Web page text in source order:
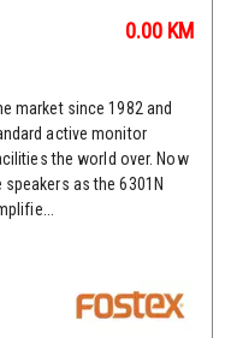
0.00 KM
market since 1982 and
active monitor
the world over. Now
as the 6301N